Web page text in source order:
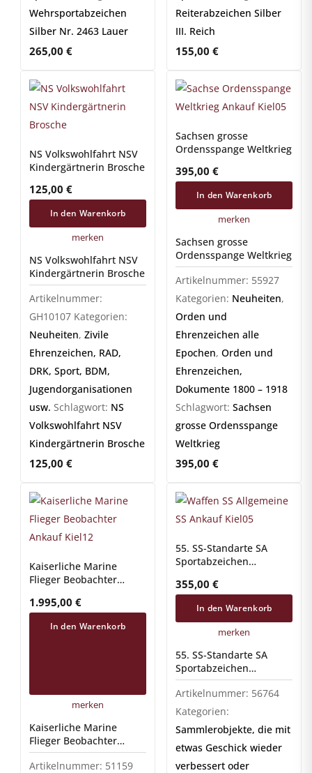
Wehrsportabzeichen
Silber Nr. 2463 Lauer
265,00 €
Reiterabzeichen Silber
III. Reich
155,00€
NS Volkswohlfahrt NSV
Kindergärtnerin Brosche
125,00 €
In den Warenkorb
merken
NS Volkswohlfahrt NSV
Kindergärtnerin Brosche
Artikelnummer:
GH10107 Kategorien:
Neuheiten, Zivile
Ehrenzeichen, RAD,
DRK, Sport, BDM,
Jugendorganisationen
usw. Schlagwort: NS
Volkswohlfahrt NSV
Kindergärtnerin Brosche
125,00 €
Sachsen grosse
Ordensspange Weltkrieg
395,00€
In den Warenkorb
merken
Sachsen grosse
Ordensspange Weltkrieg
Artikelnummer: 55927
Kategorien: Neuheiten,
Orden und
Ehrenzeichen alle
Epochen,Orden und
Ehrenzeichen,
Dokumente 1800 – 1918
Schlagwort:Sachsen
grosse Ordensspange
Weltkrieg
395,00€
Kaiserliche Marine
Flieger Beobachter
1.995,00 €
In den Warenkorb
merken
Kaiserliche Marine
Flieger Beobachter
Abzeichen
Artikelnummer: 51159
55. SS-Standarte SA
Sportabzeichen
355,00€
In den Warenkorb
merken
55. SS-Standarte SA
Sportabzeichen
Dokumente
Artikelnummer: 56764
Kategorien:
Sammlerobjekte, die mit
etwas Geschick wieder
verbessert oder